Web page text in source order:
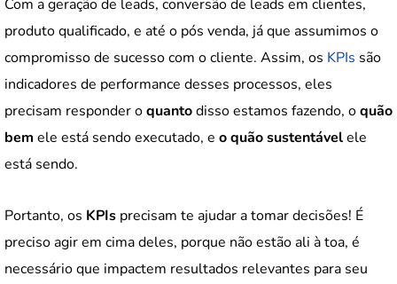
Com a geração de leads, conversão de leads em clientes,
produto qualificado, e até o pós venda, já que assumimos o
compromisso de sucesso com o cliente. Assim, os KPIs são
indicadores de performance desses processos, eles
precisam responder oquantodisso estamos fazendo, oquão
bem ele está sendo executado, e o quão sustentávelele
está sendo.
Portanto, os KPIs precisam te ajudar a tomar decisões! É
preciso agir em cima deles, porque não estão ali à toa, é
necessário que impactem resultados relevantes para seu